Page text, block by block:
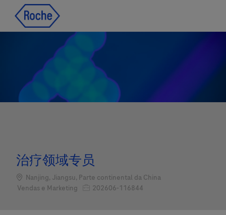
治疗领域专员
Localização
Nanjing, Jiangsu, Parte continental da China
Categoria
Vendas e Marketing Job Id202606-116844